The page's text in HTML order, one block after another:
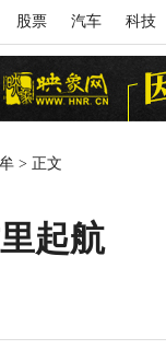
股票 汽车 科技
> 正文
起航